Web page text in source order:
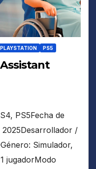
PLAYSTATION PS5
PS5Fecha de
/
Simulador,
jugadorModo